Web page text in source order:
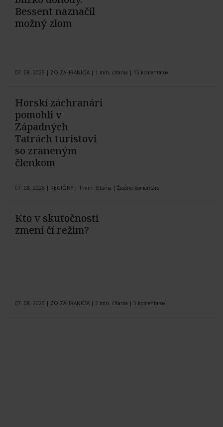
Bessent naznačil
možný zlom
07. 08. 2026 | ZO ZAHRANIČIA | 1 min. čítania | 15 komentárov
Horskí záchranári
pomohli v
Západných
Tatrách turistovi
so zraneným
členkom
07. 08. 2026 | REGIÓNY | 1 min. čítania | Žiadne komentáre
Kto v skutočnosti
zmení čí režim?
07. 08. 2026 | ZO ZAHRANIČIA | 2 min. čítania | 5 komentárov